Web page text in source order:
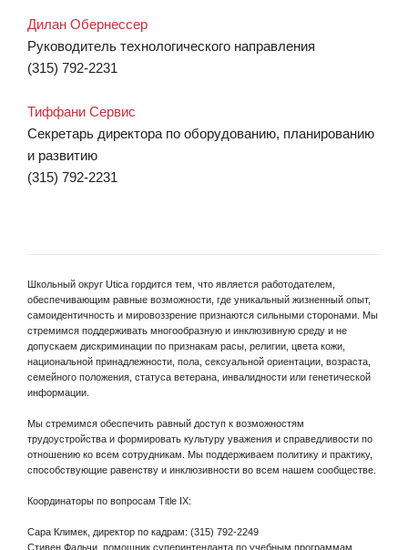
Дилан Обернессер
Руководитель технологического направления
(315) 792-2231
Тиффани Сервис
Секретарь директора по оборудованию, планированию
и развитию
(315) 792-2231
Школьный округ Utica гордится тем, что является работодателем,
обеспечивающим равные возможности, где уникальный жизненный опыт,
самоидентичность и мировоззрение признаются сильными сторонами. Мы
стремимся поддерживать многообразную и инклюзивную среду и не
допускаем дискриминации по признакам расы, религии, цвета кожи,
национальной принадлежности, пола, сексуальной ориентации, возраста,
семейного положения, статуса ветерана, инвалидности или генетической
информации.
Мы стремимся обеспечить равный доступ к возможностям
трудоустройства и формировать культуру уважения и справедливости по
отношению ко всем сотрудникам. Мы поддерживаем политику и практику,
способствующие равенству и инклюзивности во всем нашем сообществе.
Координаторы по вопросам Title IX:
Сара Климек, директор по кадрам: (315) 792-2249
Стивен Фальчи, помощник суперинтенданта по учебным программам,